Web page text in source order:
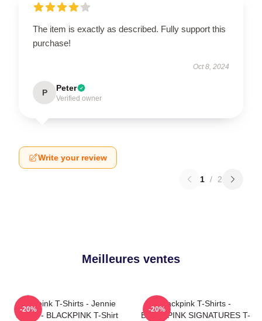
The item is exactly as described. Fully support this
purchase!
Oct 8, 2024
P Peter
Verified owner
Write your review
1 / 2
Meilleures ventes
Blackpink T-Shirts - Jennie
SOLO - BLACKPINK T-Shirt
-20%
Blackpink T-Shirts -
BLACKPINK SIGNATURES T-
-20%